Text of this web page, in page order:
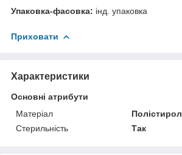
Упаковка-фасовка: інд. упаковка
Приховати
Характеристики
Основні атрибути
Матеріал
Полістирол
Стерильність
Так